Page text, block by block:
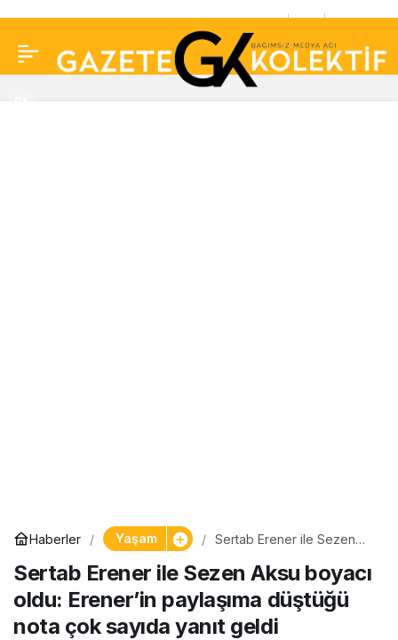
Haberler Yaşam
Sertab Erener ile Sezen
paylaşıma düştüğü nota
çok sayıda yanıt geldi
Sertab Erener ile Sezen Aksu boyacı
oldu: Erener’in paylaşıma düştüğü
nota çok sayıda yanıt geldi
gerçekleşti: ‘Timur’dan